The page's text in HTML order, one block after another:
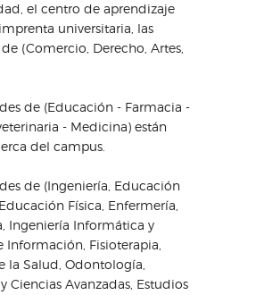
el centro de aprendizaje
universitaria, las
(Comercio, Derecho, Artes,
de (Educación - Farmacia -
- Medicina) están
del campus.
de (Ingeniería, Educación
Física, Enfermería,
Ingeniería Informática y
Información, Fisioterapia,
la Salud, Odontología,
Ciencias Avanzadas, Estudios